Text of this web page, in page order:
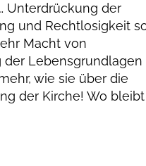
Unterdrückung der
und Rechtlosigkeit
Macht von
der Lebensgrundlagen
wie sie über die
der Kirche! Wo bleibt